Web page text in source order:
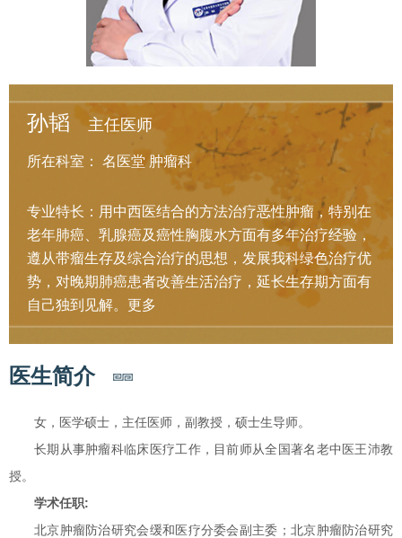
孙韬 主任医师
所在科室： 名医堂 肿瘤科
专业特长：用中西医结合的方法治疗恶性肿瘤，特别在
老年肺癌、乳腺癌及癌性胸腹水方面有多年治疗经验，
遵从带瘤生存及综合治疗的思想，发展我科绿色治疗优
势，对晚期肺癌患者改善生活治疗，延长生存期方面有
自己独到见解。 更多
医生简介
女，医学硕士，主任医师，副教授，硕士生导师。
长期从事肿瘤科临床医疗工作，目前师从全国著名老中医王沛教
授。
学术任职:
北京肿瘤防治研究会缓和医疗分委会副主委；北京肿瘤防治研究